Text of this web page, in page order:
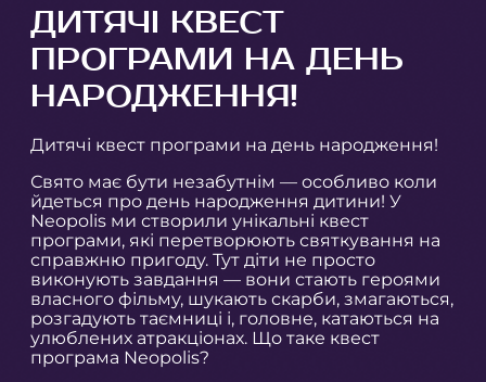
ДИТЯЧІ КВЕСТ
ПРОГРАМИ НА ДЕНЬ
НАРОДЖЕННЯ!
Дитячі квест програми на день народження!
Свято має бути незабутнім — особливо коли
йдеться про день народження дитини! У
Neopolis ми створили унікальні квест
програми, які перетворюють святкування на
справжню пригоду. Тут діти не просто
виконують завдання — вони стають героями
власного фільму, шукають скарби, змагаються,
розгадують таємниці і, головне, катаються на
улюблених атракціонах. Що таке квест
програма Neopolis?